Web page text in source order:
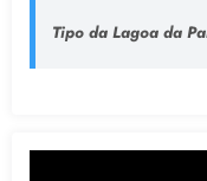
Tipo da Lagoa da